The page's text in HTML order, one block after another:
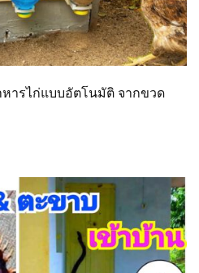
ารไก่แบบอัตโนมัติ จากขวด